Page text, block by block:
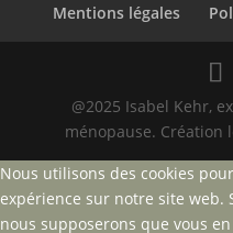
Mentions légales
@2025 Isabel Kehr,
ménopause. Création
Nous utilisons des cookies
expérience sur notre site web.
nous supposerons que vous